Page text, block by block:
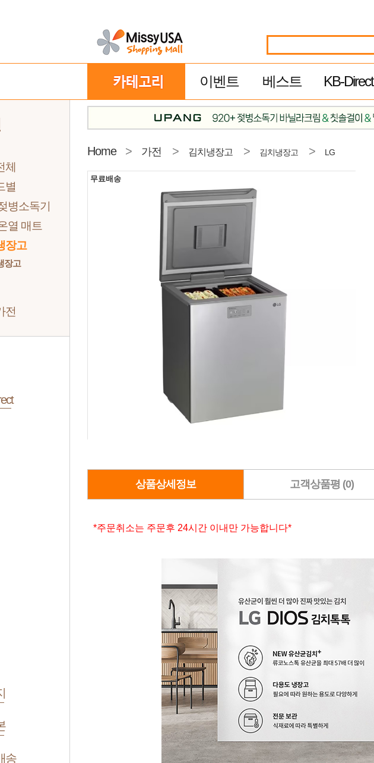
이벤트 베스트 KB-Direct
체
별
병소독기
열 매트
장고
장고
전
송
Home > 가전 > 김치냉장고 > 김치냉장고 > LG
무료배송
상품상세정보 고객상품평 (0)
*주문취소는 주문후 24시간 이내만 가능합니다*